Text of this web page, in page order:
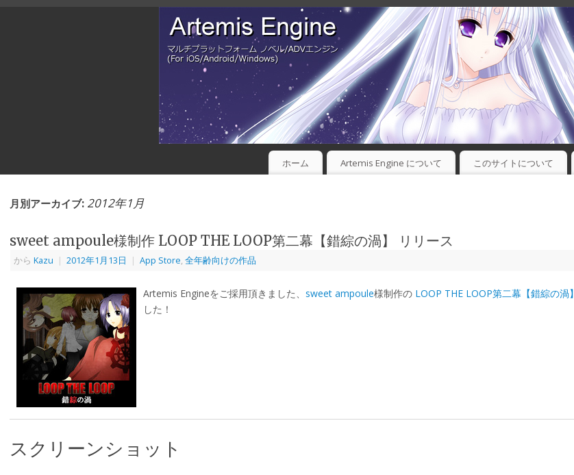
ホーム Artemis Engine について このサイトについて
月別アーカイブ: 2012年1月
sweet ampoule様制作 LOOP THE LOOP第二幕【錯綜の渦】 リリース
から Kazu | 2012年1月13日 | App Store, 全年齢向けの作品
Artemis Engineをご採用頂きました、 sweet ampoule様制作の LOOP THE LOOP第二幕【錯綜の渦】
した！
スクリーンショット